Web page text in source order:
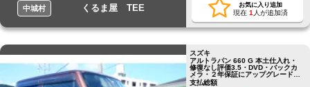
中城村 くるま屋 TEE お気に入り追加
現在 1 人が追加済
スズキ
アルトラパン 660 G 本土仕入れ・
修復なし評価3.5・DVD・バックカ
メラ・２年保証にアップグレード可
能
支払総額